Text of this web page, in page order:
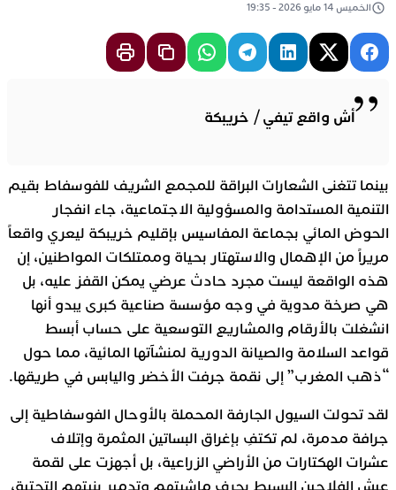
الخميس 14 مايو 2026 - 19:35
أش واقع تيفي / خريبكة
بينما تتغنى الشعارات البراقة للمجمع الشريف للفوسفاط بقيم
التنمية المستدامة والمسؤولية الاجتماعية، جاء انفجار
الحوض المائي بجماعة المفاسيس بإقليم خريبكة ليعري واقعاً
مريراً من الإهمال والاستهتار بحياة وممتلكات المواطنين، إن
هذه الواقعة ليست مجرد حادث عرضي يمكن القفز عليه، بل
هي صرخة مدوية في وجه مؤسسة صناعية كبرى يبدو أنها
انشغلت بالأرقام والمشاريع التوسعية على حساب أبسط
قواعد السلامة والصيانة الدورية لمنشآتها المائية، مما حول
“ذهب المغرب” إلى نقمة جرفت الأخضر واليابس في طريقها.
لقد تحولت السيول الجارفة المحملة بالأوحال الفوسفاطية إلى
جرافة مدمرة، لم تكتفِ بإغراق البساتين المثمرة وإتلاف
عشرات الهكتارات من الأراضي الزراعية، بل أجهزت على لقمة